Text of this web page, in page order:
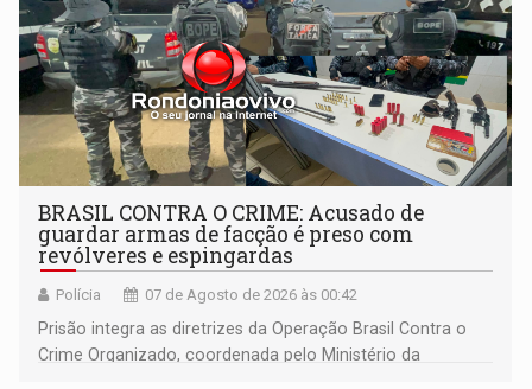
BRASIL CONTRA O CRIME: Acusado de
guardar armas de facção é preso com
revólveres e espingardas
Polícia 07 de Agosto de 2026 às 00:42
Prisão integra as diretrizes da Operação Brasil Contra o
Crime Organizado, coordenada pelo Ministério da